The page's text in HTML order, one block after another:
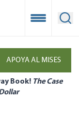
Open
APOYA AL MISES
Book! The Case